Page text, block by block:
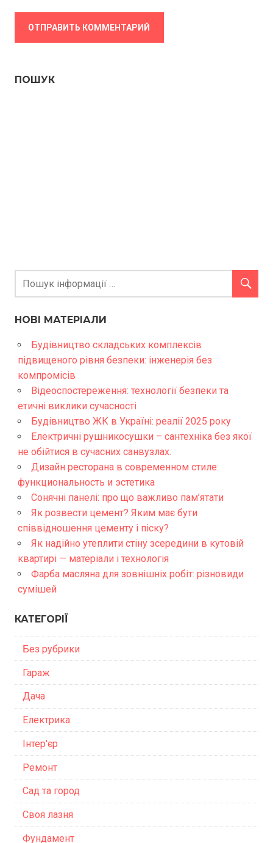
ПОШУК
НОВІ МАТЕРІАЛИ
Будівництво складських комплексів
підвищеного рівня безпеки: інженерія без
компромісів
Відеоспостереження: технології безпеки та
етичні виклики сучасності
Будівництво ЖК в Україні: реалії 2025 року
Електричні рушникосушки – сантехніка без якої
не обійтися в сучасних санвузлах.
Дизайн ресторана в современном стиле:
функциональность и эстетика
Сонячні панелі: про що важливо пам’ятати
Як розвести цемент? Яким має бути
співвідношення цементу і піску?
Як надійно утеплити стіну зсередини в кутовій
квартирі — матеріали і технологія
Фарба масляна для зовнішніх робіт: різновиди
сумішей
КАТЕГОРІЇ
Без рубрики
Гараж
Дача
Електрика
Інтер'єр
Ремонт
Сад та город
Своя лазня
Фундамент